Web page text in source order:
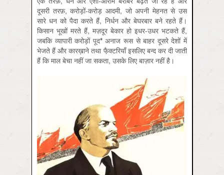
दूसरी तरफ़, करोड़ों-करोड़ आदमी, जो अपनी मेहनत से उस
सारे धन को पैदा करते हैं, निर्धन और बेघरबार बने रहते हैं।
किसान भूखों मरते हैं, मज़दूर बेकार हो इधर-उधर भटकते हैं,
जबकि व्यापारी करोड़ों पूद*अनाज रूस से बाहर दूसरे देशों में
भेजते हैं और कारख़ाने तथा फै़क्टरियाँ इसलिए बन्द कर दी जाती
हैं कि माल बेचा नहीं जा सकता, उसके लिए बाज़ार नहीं है।